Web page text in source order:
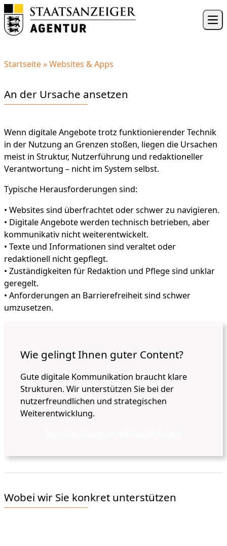
Skip to content
Startseite»Websites & Apps
An der Ursache ansetzen
Wenn digitale Angebote trotz funktionierender Technik
in der Nutzung an Grenzen stoßen, liegen die Ursachen
meist in Struktur, Nutzerführung und redaktioneller
Verantwortung – nicht im System selbst.
Typische Herausforderungen sind:
• Websites sind überfrachtet oder schwer zu navigieren.
• Digitale Angebote werden technisch betrieben, aber
kommunikativ nicht weiterentwickelt.
• Texte und Informationen sind veraltet oder
redaktionell nicht gepflegt.
• Zuständigkeiten für Redaktion und Pflege sind unklar
geregelt.
• Anforderungen an Barrierefreiheit sind schwer
umzusetzen.
Wie gelingt Ihnen guter Content?
Gute digitale Kommunikation braucht klare
Strukturen. Wir unterstützen Sie bei der
nutzerfreundlichen und strategischen
Weiterentwicklung.
Wobei wir Sie konkret unterstützen